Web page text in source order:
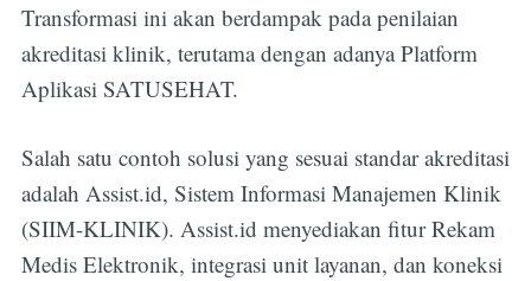
Transformasi ini akan berdampak pada penilaian
akreditasi klinik, terutama dengan adanya Platform
Aplikasi SATUSEHAT.
Salah satu contoh solusi yang sesuai standar akreditasi
adalah Assist.id, Sistem Informasi Manajemen Klinik
(SIIM-KLINIK). Assist.id menyediakan fitur Rekam
Medis Elektronik, integrasi unit layanan, dan koneksi